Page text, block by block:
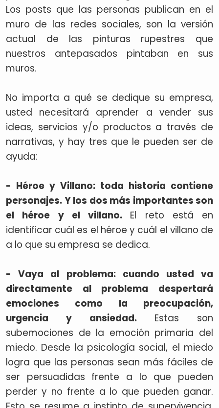
Los posts que las personas publican en el
muro de las redes sociales, son la versión
actual de las pinturas rupestres que
nuestros antepasados pintaban en sus
muros.
No importa a qué se dedique su empresa,
usted necesitará aprender a vender sus
ideas, servicios y/o productos a través de
narrativas, y hay tres que le pueden ser de
ayuda:
- Héroe y Villano: toda historia contiene
personajes. Y los dos más importantes son
el héroe y el villano. El reto está en
identificar cuál es el héroe y cuál el villano de
a lo que su empresa se dedica.
- Vaya al problema: cuando usted va
directamente al problema despertará
emociones como la preocupación,
urgencia y ansiedad. Estas son
subemociones de la emoción primaria del
miedo. Desde la psicología social, el miedo
logra que las personas sean más fáciles de
ser persuadidas frente a lo que pueden
perder y no frente a lo que pueden ganar.